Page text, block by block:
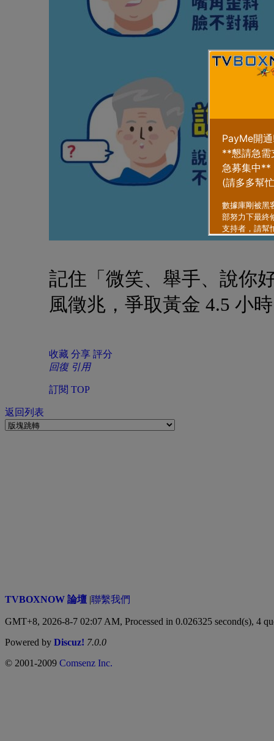
記住「微笑、舉手、說你
風徵兆，爭取黃金 4.5 小
收藏 分享 評分
回復 引用
訂閱 TOP
返回列表
TVBOXNOW 論壇 |聯繫我們
GMT+8, 2026-8-7 02:07 AM, Processed in 0.026325 second(s), 4
Powered by Discuz! 7.0.0
© 2001-2009 Comsenz Inc.